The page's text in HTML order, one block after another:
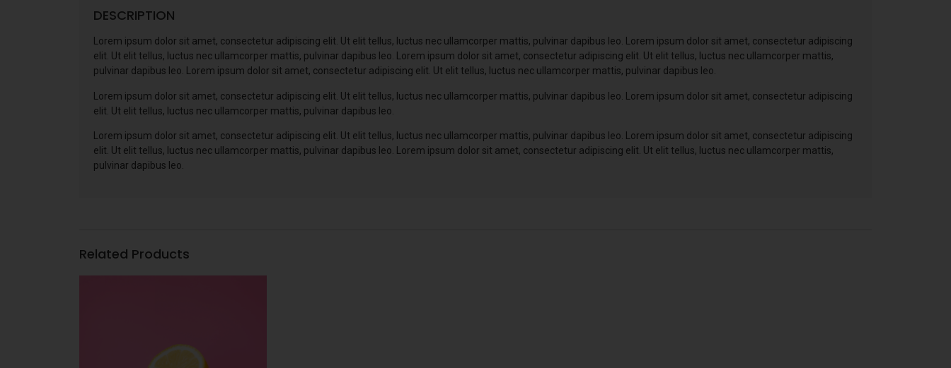
DESCRIPTION
Lorem ipsum dolor sit amet, consectetur adipiscing elit. Ut elit tellus, luctus nec ullamcorper mattis, pulvinar dapibus leo. Lorem ipsum dolor sit amet, consectetur adipiscing
elit. Ut elit tellus, luctus nec ullamcorper mattis, pulvinar dapibus leo. Lorem ipsum dolor sit amet, consectetur adipiscing elit. Ut elit tellus, luctus nec ullamcorper mattis,
pulvinar dapibus leo. Lorem ipsum dolor sit amet, consectetur adipiscing elit. Ut elit tellus, luctus nec ullamcorper mattis, pulvinar dapibus leo.
Lorem ipsum dolor sit amet, consectetur adipiscing elit. Ut elit tellus, luctus nec ullamcorper mattis, pulvinar dapibus leo. Lorem ipsum dolor sit amet, consectetur adipiscing
elit. Ut elit tellus, luctus nec ullamcorper mattis, pulvinar dapibus leo.
Lorem ipsum dolor sit amet, consectetur adipiscing elit. Ut elit tellus, luctus nec ullamcorper mattis, pulvinar dapibus leo. Lorem ipsum dolor sit amet, consectetur adipiscing
elit. Ut elit tellus, luctus nec ullamcorper mattis, pulvinar dapibus leo. Lorem ipsum dolor sit amet, consectetur adipiscing elit. Ut elit tellus, luctus nec ullamcorper mattis,
pulvinar dapibus leo.
Related Products